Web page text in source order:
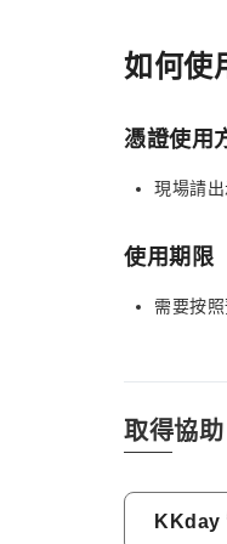
如何使
憑證使用
現場請
使用期限
需要按
取得協助
KKday